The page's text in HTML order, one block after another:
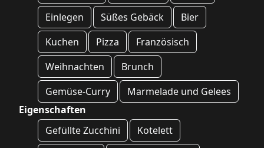
Einlegen
Süßes Gebäck
Bier
Kuchen
Pizza
Französisch
Weihnachten
Brunch
Gemüse-Curry
Marmelade und Gelees
Eigenschaften
Gefüllte Zucchini
Kotelett